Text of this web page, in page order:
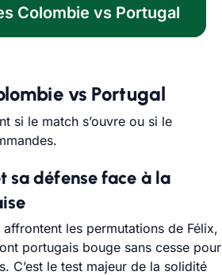
Colombie vs Portugal
vs Portugal
si le match s’ouvre ou si le
sa défense face à la
les permutations de Félix,
portugais bouge sans cesse pour
C’est le test majeur de la solidité